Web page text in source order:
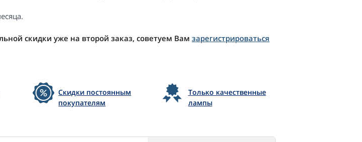
скидки уже на второй заказ, советуем Вам зарегистрироваться
Скидки постоянным
покупателям
Только качественные
лампы